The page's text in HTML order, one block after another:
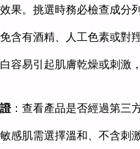
果。挑選時務必檢查成分列
免含有酒精、人工色素或
容易引起肌膚乾燥或刺激
：查看產品是否經過第三
敏感肌需選擇溫和、不含